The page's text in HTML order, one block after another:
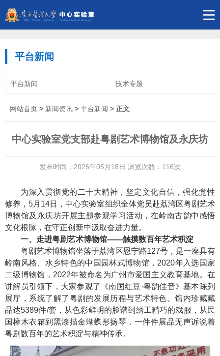
平台新闻
平台新闻 技术专题
网站首页 > 新闻资讯 > 平台新闻 > 正文
中心实验室党支部赴粤剧艺术博物馆及永庆坊
发布时间：2026年05月18日 浏览次数： 116次
为深入贯彻党的二十大精神，坚定文化自信，强化党性
修养，5月 14日，中心实验室组织全体党员赴荔湾区粤剧艺术
博物馆及永庆坊开展主题参观学习活动，在岭南古韵中感悟
文化根脉，在守正创新中汲取奋进力量。
一、走进粤剧艺术博物馆——触摸数百年艺术积淀
粤剧艺术博物馆坐落于荔湾区恩宁路127号，是一座具有
岭南风格、水乡特色的中国园林式博物馆， 2020年入选国家
二级博物馆， 2022年被命名为广州市爱国主义教育基地。在
讲解员引领下，大家参观了《南国红豆·粤韵佳音》基本陈列
展厅，系统了解了粤剧的发展历程与艺术特色。馆内珍藏藏
品达5389件/套，从色彩鲜明的脸谱到绣工精巧的戏服，从民
国樟木衣箱到黑漆描金蝴蝶形扬琴，一件件展品无声诉说着
粤剧数百年的艺术积淀与精神传承。